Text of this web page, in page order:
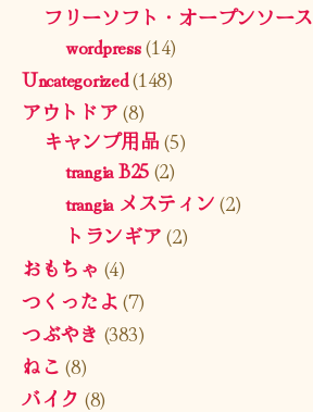
フリーソフト・オープンソース
wordpress(14)
Uncategorized(148)
アウトドア(8)
キャンプ用品(5)
trangia B25(2)
trangia メスティン(2)
トランギア(2)
おもちゃ (4)
つくったよ(7)
つぶやき (383)
ねこ (8)
バイク (8)